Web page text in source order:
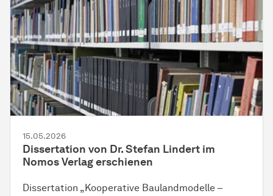
15.05.2026
Dissertation von Dr. Stefan Lindert im
Nomos Verlag erschienen
Dissertation „Kooperative Baulandmodelle –